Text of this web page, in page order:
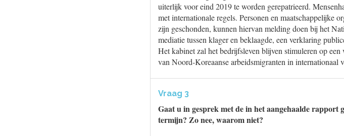
uiterlijk voor eind 2019 te worden gerepatrieerd.
met internationale regels. Personen en maatschappelijke
zijn geschonden, kunnen hiervan melding doen bij het
mediatie tussen klager en beklaagde, een verklaring
Het kabinet zal het bedrijfsleven blijven stimuleren op
van Noord-Koreaanse arbeidsmigranten in internationaal
Vraag 3
Gaat u in gesprek met de in het aangehaalde rapport
termijn? Zo nee, waarom niet?